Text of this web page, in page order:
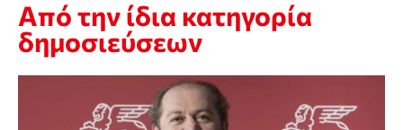
Από την ίδια κατηγορία
δημοσιεύσεων